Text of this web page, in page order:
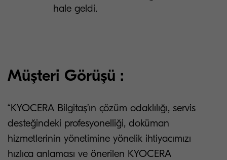
hale geldi.
Müşteri Görüşü :
“KYOCERA Bilgitaş’ın çözüm odaklılığı, servis
desteğindeki profesyonelliği, doküman
hizmetlerinin yönetimine yönelik ihtiyacımızı
hızlıca anlaması ve önerilen KYOCERA